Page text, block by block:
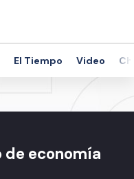
El Tiempo Video
de economía